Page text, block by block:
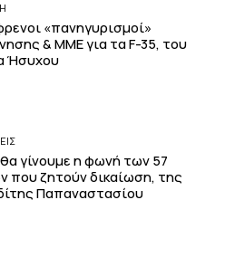
«πανηγυρισμοί»
& ΜΜΕ για τα F-35, του
Ήσυχου
γίνουμε η φωνή των 57
που ζητούν δικαίωση, της
Παπαναστασίου